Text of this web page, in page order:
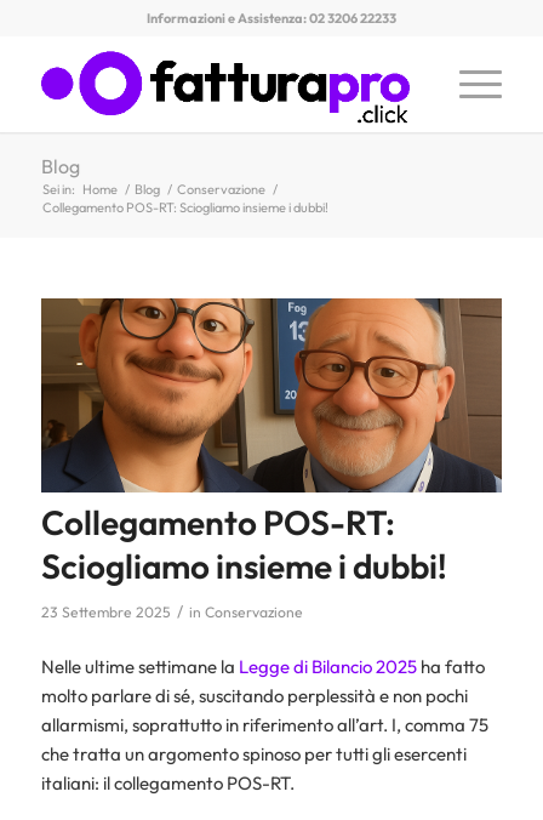
Informazioni e Assistenza: 02 3206 22233
Blog
Sei in: Home / Blog / Conservazione /
Collegamento POS-RT: Sciogliamo insieme i dubbi!
Collegamento POS-RT:
Sciogliamo insieme i dubbi!
23 Settembre 2025 / in Conservazione
Nelle ultime settimane la Legge di Bilancio 2025ha fatto
molto parlare di sé, suscitando perplessità e non pochi
allarmismi, soprattutto in riferimento all’art. I, comma 75
che tratta un argomento spinoso per tutti gli esercenti
italiani: il collegamento POS-RT.